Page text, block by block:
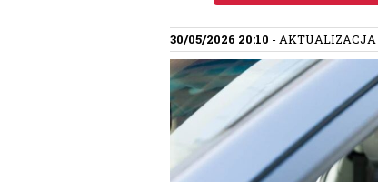
30/05/2026 20:10 - AKTUALIZACJA